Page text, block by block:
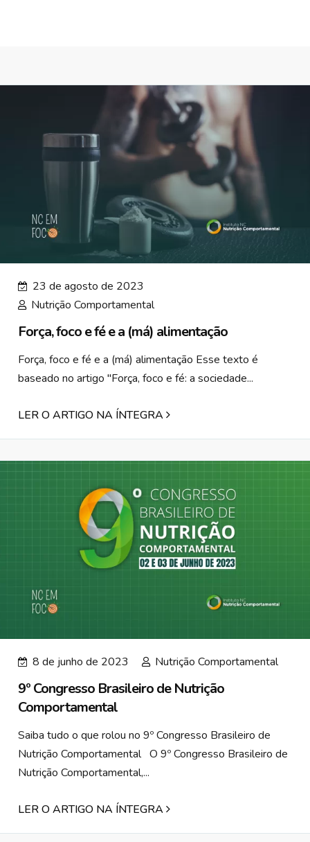
23 de agosto de 2023
Nutrição Comportamental
Força, foco e fé e a (má) alimentação
Força, foco e fé e a (má) alimentação Esse texto é
baseado no artigo "Força, foco e fé: a sociedade...
LER O ARTIGO NA ÍNTEGRA
8 de junho de 2023 Nutrição Comportamental
9º Congresso Brasileiro de Nutrição
Comportamental
Saiba tudo o que rolou no 9º Congresso Brasileiro de
Nutrição Comportamental O 9º Congresso Brasileiro de
Nutrição Comportamental,...
LER O ARTIGO NA ÍNTEGRA